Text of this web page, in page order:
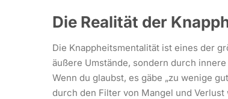
Die Realität der
Die Knappheitsmentalität ist eines der
äußere Umstände, sondern durch
Wenn du glaubst, es gäbe „zu wenige
durch den Filter von Mangel und